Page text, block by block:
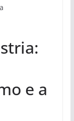
e a